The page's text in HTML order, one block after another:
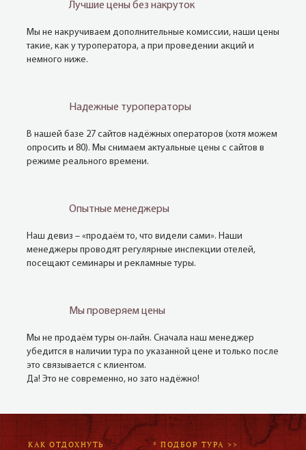
Лучшие цены без накруток
Мы не накручиваем дополнительные комиссии, наши цены
такие, как у туроператора, а при проведении акций и
немного ниже.
Надежные туроператоры
В нашей базе 27 сайтов надёжных операторов (хотя можем
опросить и 80). Мы снимаем актуальные цены с сайтов в
режиме реального времени.
Опытные менеджеры
Наш девиз – «продаём то, что видели сами». Наши
менеджеры проводят регулярные инспекции отелей,
посещают семинары и рекламные туры.
Мы проверяем цены
Мы не продаём туры он-лайн. Сначала наш менеджер
убедится в наличии тура по указанной цене и только после
это связывается с клиентом.
Да! Это не современно, но зато надёжно!
КАК ОТДОХНУТЬ * ПОДБОР ТУРА >>